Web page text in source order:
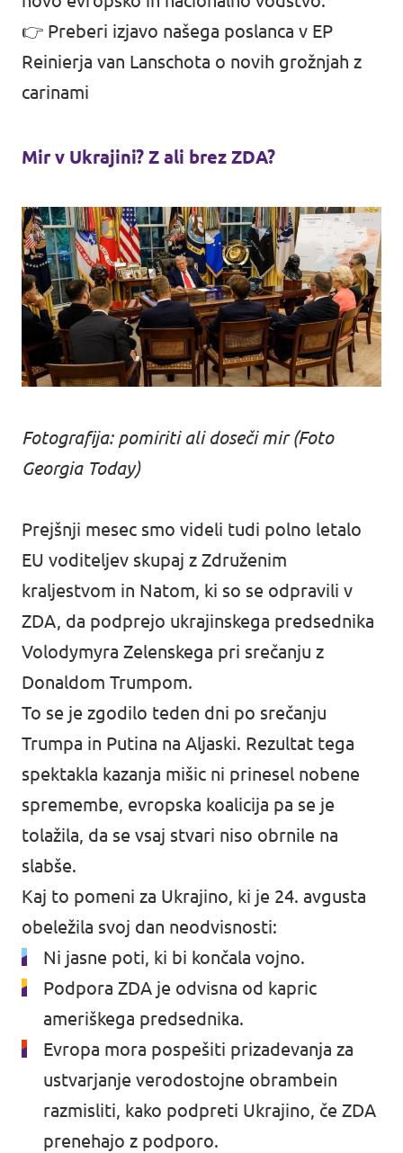
👉 Preberi izjavo našega poslanca v EP
Reinierja van Lanschota o novih grožnjah z
carinami
Mir v Ukrajini? Z ali brez ZDA?
Fotografija: pomiriti ali doseči mir (Foto
Georgia Today)
Prejšnji mesec smo videli tudi polno letalo
EU voditeljev skupaj z Združenim
kraljestvom in Natom, ki so se odpravili v
ZDA, da podprejo ukrajinskega predsednika
Volodymyra Zelenskega pri srečanju z
Donaldom Trumpom.
To se je zgodilo teden dni po srečanju
Trumpa in Putina na Aljaski. Rezultat tega
spektakla kazanja mišic ni prinesel nobene
spremembe, evropska koalicija pa se je
tolažila, da se vsaj stvari niso obrnile na
slabše.
Kaj to pomeni za Ukrajino, ki je 24. avgusta
obeležila svoj dan neodvisnosti:
Ni jasne poti, ki bi končala vojno.
Podpora ZDA je odvisna od kapric
ameriškega predsednika.
Evropa mora pospešiti prizadevanja za
ustvarjanje verodostojne obrambein
razmisliti, kako podpreti Ukrajino, če ZDA
prenehajo z podporo.